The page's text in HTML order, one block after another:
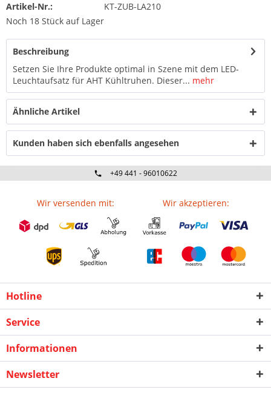
Artikel-Nr.:
KT-ZUB-LA210
Noch 18 Stück auf Lager
Beschreibung
Setzen Sie Ihre Produkte optimal in Szene mit dem LED-
Leuchtaufsatz für AHT Kühltruhen. Dieser... mehr
Ähnliche Artikel
Kunden haben sich ebenfalls angesehen
+49 441 - 96010622
Wir versenden mit: Wir akzeptieren:
Hotline
Service
Informationen
Newsletter